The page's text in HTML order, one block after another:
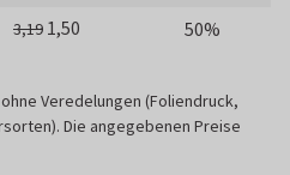
3,19 1,50 50%
Veredelungen (Foliendruck,
Die angegebenen Preise